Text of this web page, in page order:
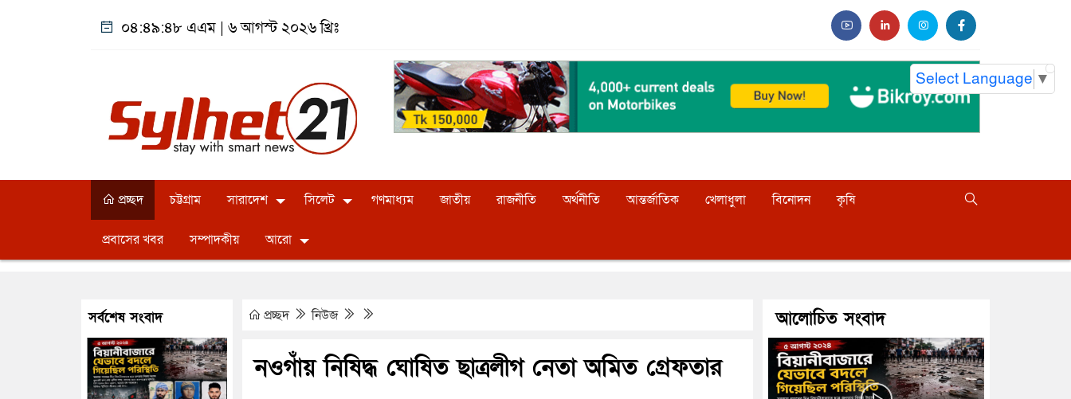
০৪:৪৯:৪৯ এএম| ৬ আগস্ট ২০২৬ খ্রিঃ
Select Language ▼
প্রচ্ছদ চট্টগ্রাম সারাদেশ সিলেট গণমাধ্যম জাতীয় রাজনীতি অর্থনীতি আন্তর্জাতিক খেলাধুলা বিনোদন কৃষি
প্রবাসের খবর সম্পাদকীয় আরো
প্রচ্ছদ নিউজ
নওগাঁয় নিষিদ্ধ ঘোষিত ছাত্রলীগ নেতা অমিত গ্রেফতার
সর্বশেষ সংবাদ আলোচিত সংবাদ